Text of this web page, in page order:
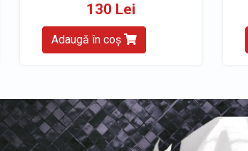
130 Lei
Adaugă în coș